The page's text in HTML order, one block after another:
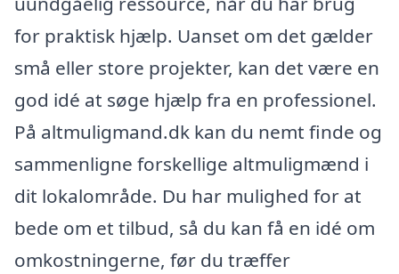
for praktisk hjælp. Uanset om det gælder
små eller store projekter, kan det være en
god idé at søge hjælp fra en professionel.
På altmuligmand.dk kan du nemt finde og
sammenligne forskellige altmuligmænd i
dit lokalområde. Du har mulighed for at
bede om et tilbud, så du kan få en idé om
omkostningerne, før du træffer